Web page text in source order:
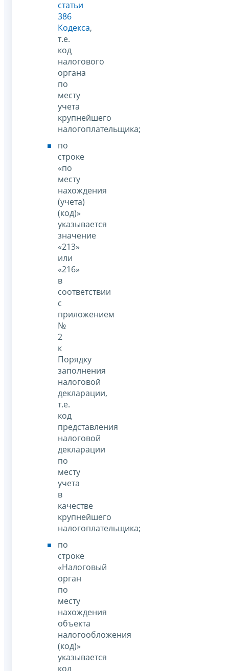
статьи
386
Кодекса,
т.е.
код
налогового
органа
по
месту
учета
крупнейшего
налогоплательщика;
по
строке
«по
месту
нахождения
(учета)
(код)»
указывается
значение
«213»
или
«216»
в
соответствии
с
приложением
№
2
к
Порядку
заполнения
налоговой
декларации,
т.е.
код
представления
налоговой
декларации
по
месту
учета
в
качестве
крупнейшего
налогоплательщика;
по
строке
«Налоговый
орган
по
месту
нахождения
объекта
налогообложения
(код)»
указывается
код